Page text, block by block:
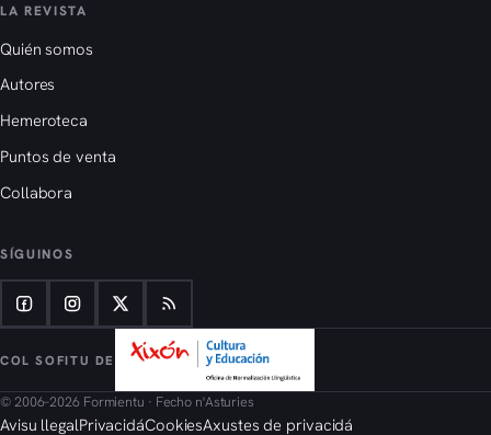
LA REVISTA
Quién somos
Autores
Hemeroteca
Puntos de venta
Collabora
SÍGUINOS
COL SOFITU DE
© 2006–2026 Formientu · Fecho n'Asturies
Avisu llegalPrivacidáCookiesAxustes de privacidá